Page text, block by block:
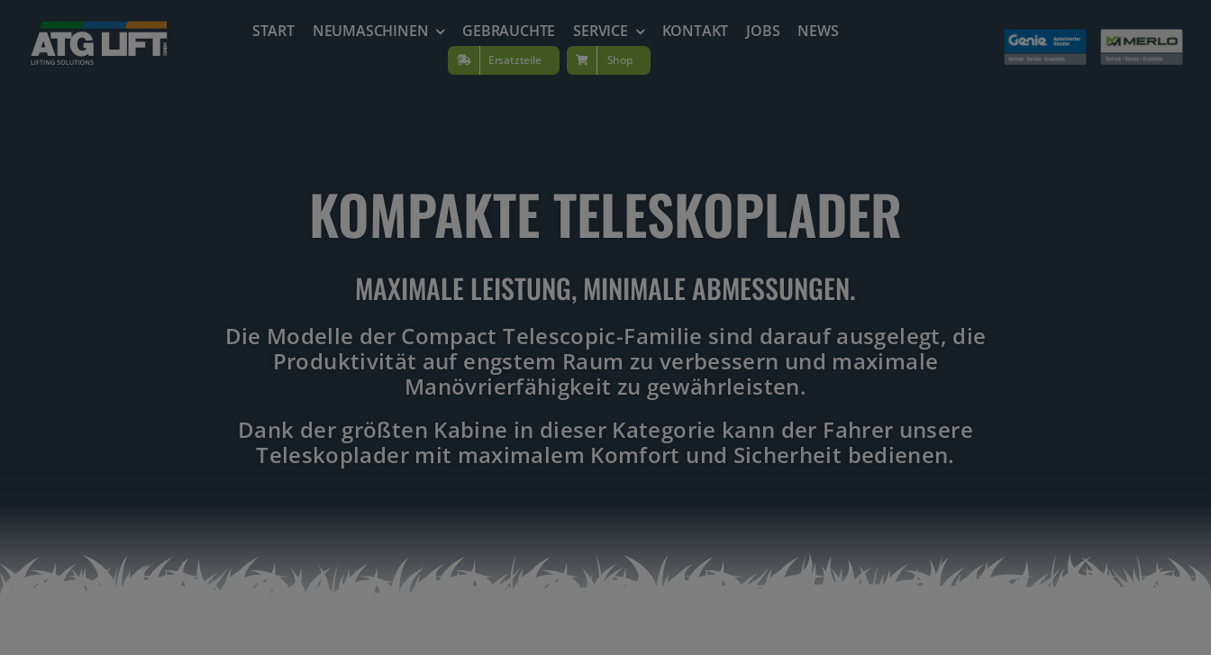
Inhalt
springen
START NEUMASCHINEN GEBRAUCHTE SERVICE KONTAKT JOBS NEWS
Ersatzteile Shop
KOMPAKTE TELESKOPLADER
MAXIMALE LEISTUNG, MINIMALE ABMESSUNGEN.
Die Modelle der Compact Telescopic-Familie sind darauf ausgelegt, die
Produktivität auf engstem Raum zu verbessern und maximale
Manövrierfähigkeit zu gewährleisten.
Dank der größten Kabine in dieser Kategorie kann der Fahrer unsere
Teleskoplader mit maximalem Komfort und Sicherheit bedienen.